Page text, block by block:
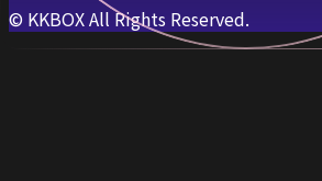
© KKBOX All Rights Reserved.